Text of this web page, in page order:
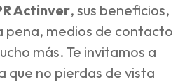
Actinver, sus beneficios,
pena, medios de contacto
más. Te invitamos a
que no pierdas de vista